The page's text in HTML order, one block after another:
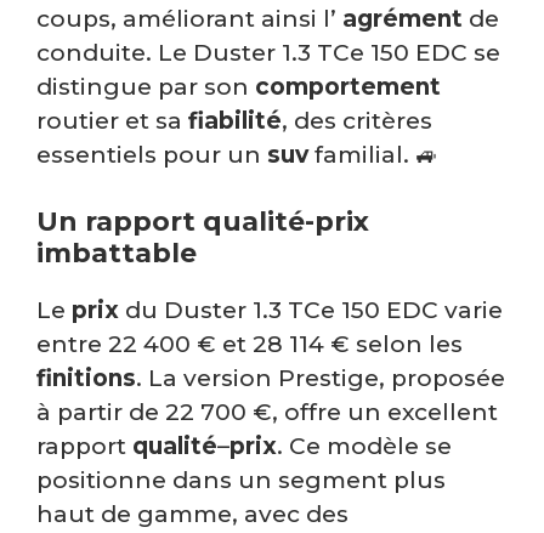
coups, améliorant ainsi l’ agrément de
conduite. Le Duster 1.3 TCe 150 EDC se
distingue par son comportement
routier et sa fiabilité, des critères
essentiels pour un suvfamilial. 🚙
Un rapport qualité-prix
imbattable
Le prix du Duster 1.3 TCe 150 EDC varie
entre 22 400 € et 28 114 € selon les
finitions. La version Prestige, proposée
à partir de 22 700 €, offre un excellent
rapport qualité–prix. Ce modèle se
positionne dans un segment plus
haut de gamme, avec des